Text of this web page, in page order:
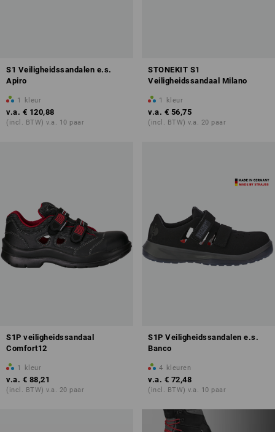
S1 Veiligheidssandalen e.s.
Apiro
1 kleur
v.a. € 120,88
(incl. BTW) v.a. 10 paar
STONEKIT S1
Veiligheidssandaal Milano
1 kleur
v.a. € 56,75
(incl. BTW) v.a. 20 paar
S1P veiligheidssandaal
Comfort12
1 kleur
v.a. € 88,21
(incl. BTW) v.a. 20 paar
S1P Veiligheidssandalen e.s.
Banco
4 kleuren
v.a. € 72,48
(incl. BTW) v.a. 10 paar